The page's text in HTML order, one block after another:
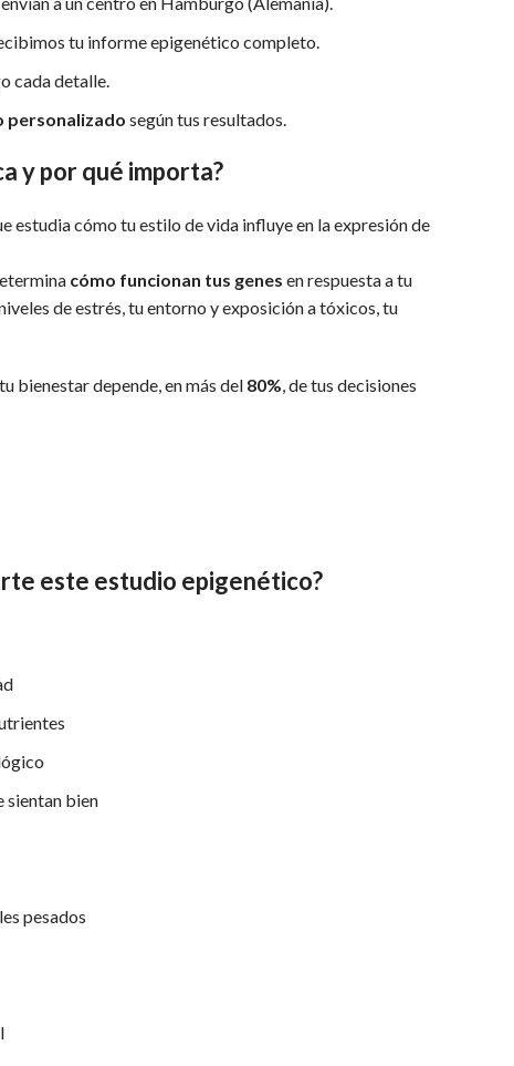
tu informe epigenético completo.
cada detalle.
personalizado según tus resultados.
y por qué importa?
estudia cómo tu estilo de vida influye en la expresión de
cómo funcionan tus genes en respuesta a tu
de estrés, tu entorno y exposición a tóxicos, tu
bienestar depende, en más del 80%, de tus decisiones
este estudio epigenético?
sientan bien
pesados